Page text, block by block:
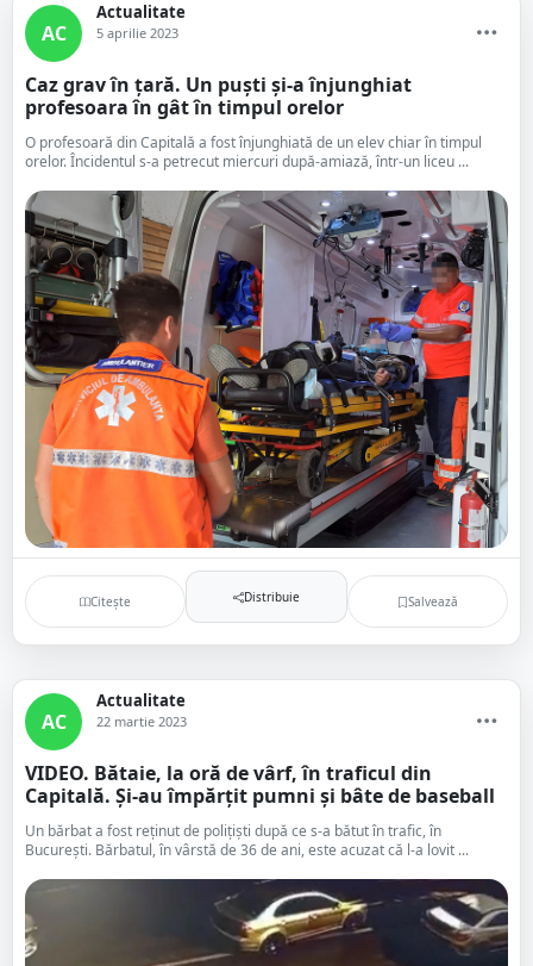
AC
Actualitate
5 aprilie 2023
Caz grav în țară. Un puști și-a înjunghiat
profesoara în gât în timpul orelor
O profesoară din Capitală a fost înjunghiată de un elev chiar în timpul
orelor. Încidentul s-a petrecut miercuri după-amiază, într-un liceu ...
Citește Distribuie Salvează
AC
Actualitate
22 martie 2023
VIDEO. Bătaie, la oră de vârf, în traficul din
Capitală. Și-au împărțit pumni și bâte de baseball
Un bărbat a fost reținut de polițiști după ce s-a bătut în trafic, în
București. Bărbatul, în vârstă de 36 de ani, este acuzat că l-a lovit ...